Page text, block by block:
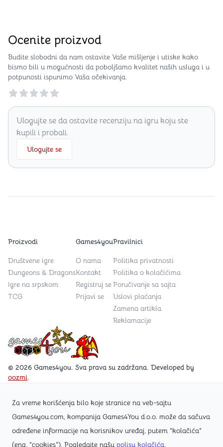
Za vreme korišćenja bilo koje stranice na veb-sajtu
Games4you.com, kompanija Games4You d.o.o. može da sačuva
određene informacije na korisnikov uređaj, putem "kolačića"
(eng. "cookies"). Pogledajte našu polisu kolačića.
Ocenite proizvod
Budite slobodni da nam ostavite Vaše mišljenje i utiske kako
bismo bili u mogućnosti da poboljšamo kvalitet naših usluga i u
potpunosti ispunimo Vaša očekivanja.
Reviews
Ulogujte se da ostavite recenziju na igru koju ste
kupili i probali.
Ulogujte se
Games4you logo
© 2026 Games4you. Sva prava su zadržana. Developed by
oozmi.
Posetite Facebook stranicu /Games4you.rs
Zapratite Instagram profil @games4yours
Proizvodi
Društvene igre
Dungeons & Dragons
Igre na srpskom
TCG
Games4you
O nama
Kontakt
Registruj se
Prijavi se
Pravilnici
Politika privatnosti
Politika o kolačićima
Poručivanje sa sajta
Uslovi plaćanja
Zamena artikla
Reklamacije